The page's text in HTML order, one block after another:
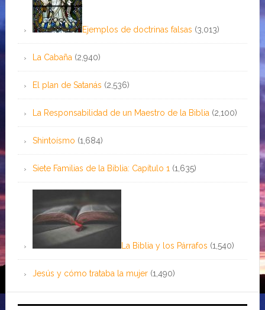
Ejemplos de doctrinas falsas (3,013)
La Cabaña (2,940)
El plan de Satanás (2,536)
La Responsabilidad de un Maestro de la Biblia (2,100)
Shintoísmo (1,684)
Siete Familias de la Biblia: Capítulo 1 (1,635)
La Biblia y los Párrafos (1,540)
Jesús y cómo trataba la mujer (1,490)